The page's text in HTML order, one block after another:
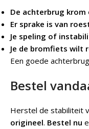
De achterbrug krom
Er sprake is van
Je speling of
Je de bromfiets wilt
Een goede
Bestel
Herstel de stabiliteit
origineel. Bestel nu